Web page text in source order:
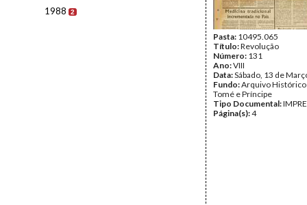
1988 2
Pasta: 10495.065
Título:Revolução
Número: 131
Ano:VIII
Data:Sábado, 13 de
Fundo:Arquivo Histórico
Tomé e Príncipe
Tipo Documental:
Página(s):4